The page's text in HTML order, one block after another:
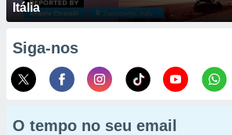
Itália
Siga-nos
O tempo no seu email